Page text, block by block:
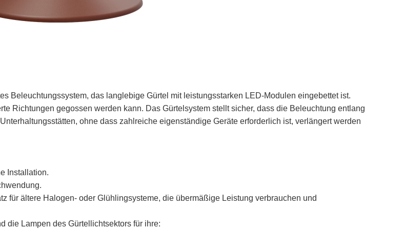
Beleuchtungssystem, das langlebige Gürtel mit leistungsstarken LED-Modulen eingebettet ist.
Richtungen gegossen werden kann. Das Gürtelsystem stellt sicher, dass die Beleuchtung entlang
ohne dass zahlreiche eigenständige Geräte erforderlich ist, verlängert werden
Installation.
für ältere Halogen- oder Glühlingsysteme, die übermäßige Leistung verbrauchen und
die Lampen des Gürtellichtsektors für ihre: